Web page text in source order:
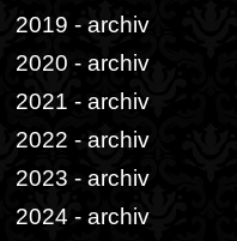
2019 - archiv
2020 - archiv
2021 - archiv
2022 - archiv
2023 - archiv
2024 - archiv